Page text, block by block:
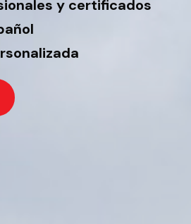
y certificados